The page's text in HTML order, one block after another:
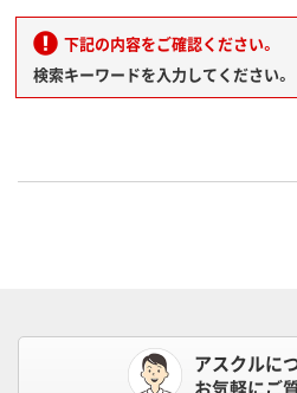
下記の内容をご確認ください。
検索キーワードを入力してください。
アスクルに
お気軽にご